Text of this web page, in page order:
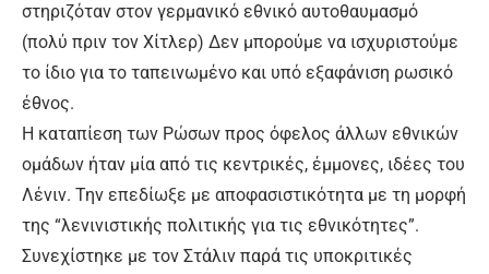
στηριζόταν στον γερμανικό εθνικό αυτοθαυμασμό
(πολύ πριν τον Χίτλερ) Δεν μπορούμε να ισχυριστούμε
το ίδιο για το ταπεινωμένο και υπό εξαφάνιση ρωσικό
έθνος.
Η καταπίεση των Ρώσων προς όφελος άλλων εθνικών
ομάδων ήταν μία από τις κεντρικές, έμμονες, ιδέες του
Λένιν. Την επεδίωξε με αποφασιστικότητα με τη μορφή
της “λενινιστικής πολιτικής για τις εθνικότητες”.
Συνεχίστηκε με τον Στάλιν παρά τις υποκριτικές